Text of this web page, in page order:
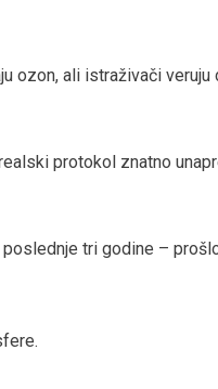
ozon, ali istraživači
protokol znatno
tri godine –